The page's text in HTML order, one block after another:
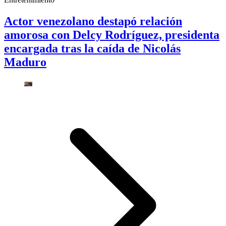
Actor venezolano destapó relación
amorosa con Delcy Rodríguez, presidenta
encargada tras la caída de Nicolás
Maduro